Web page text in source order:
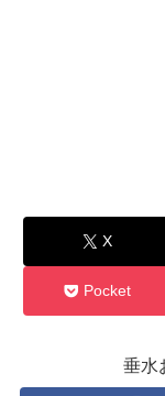
X
Pocket
垂水